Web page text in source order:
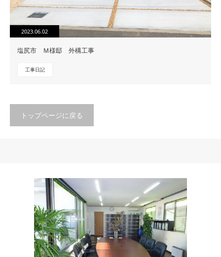
2023.06.02
塩尻市 Ｍ様邸 外構工事
工事日記
トップページに戻る